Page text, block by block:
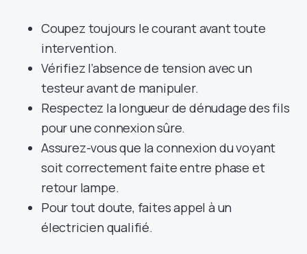
Coupez toujours le courant avant toute
intervention.
Vérifiez l’absence de tension avec un
testeur avant de manipuler.
Respectez la longueur de dénudage des fils
pour une connexion sûre.
Assurez-vous que la connexion du voyant
soit correctement faite entre phase et
retour lampe.
Pour tout doute, faites appel à un
électricien qualifié.